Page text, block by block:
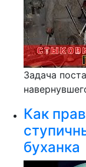
Задача
Как
буханка